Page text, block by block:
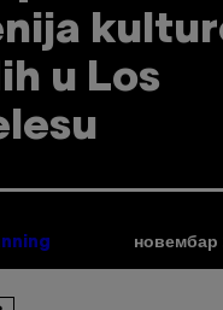
u Los
новембар